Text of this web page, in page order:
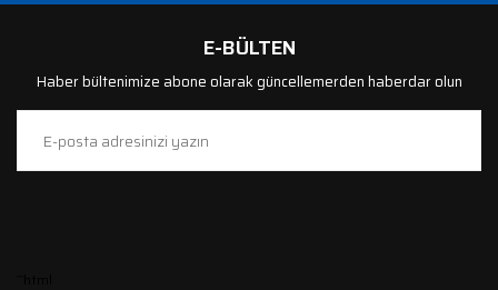
E-BÜLTEN
Haber bültenimize abone olarak güncellemerden haberdar olun